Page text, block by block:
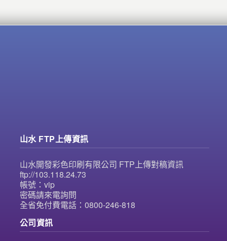
山水 FTP上傳資訊
山水開發彩色印刷有限公司 FTP上傳對稿資訊
ftp://103.118.24.73
帳號：vip
密碼請來電詢問
全省免付費電話：0800-246-818
公司資訊